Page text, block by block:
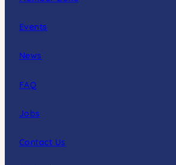
Events
News
FAQ
Jobs
Contact Us